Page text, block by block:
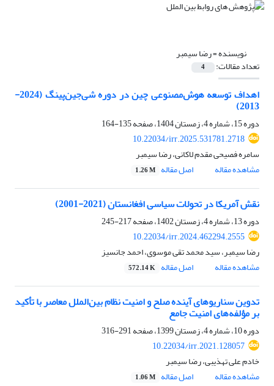
نویسنده =رضا سیمبر
تعداد مقالات: 4
اهداف توسعه هوش‌مصنوعی چین در دوره شی‌جین‌پینگ (2024-
2013)
دوره 15، شماره 4، زمستان 1404، صفحه
135-164
10.22034/irr.2025.531781.2718
سامره فصیحی مقدم لاکانی، رضا سیمبر
مشاهده مقاله
اصل مقاله 1.26 M
نقش آمریکا در تحولات سیاسی افغانستان (2021-2001)
دوره 13، شماره 4، زمستان 1402، صفحه
217-245
10.22034/irr.2024.462294.2555
رضا سیمبر، سید محمد تقی موسوی، احمد جانسیز
مشاهده مقاله
اصل مقاله 572.14 K
تدوین سناریوهای آینده صلح و امنیت نظام بین‌الملل معاصر با تأکید
بر مؤلفه‌های امنیت جامع
دوره 10، شماره 4، زمستان 1399، صفحه
291-316
10.22034/irr.2021.128057
خادم علی تهذیبی، رضا سیمبر
مشاهده مقاله
اصل مقاله 1.06 M